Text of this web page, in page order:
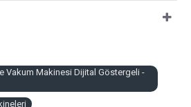
Vakum Makinesi Dijital Göstergeli -